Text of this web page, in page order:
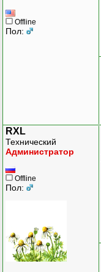
Offline
Пол:
RXL
Технический
Администратор
Offline
Пол: